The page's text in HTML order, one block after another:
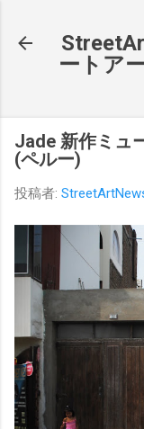
ートア
Jade 新作ミュ
(ペルー)
投稿者: